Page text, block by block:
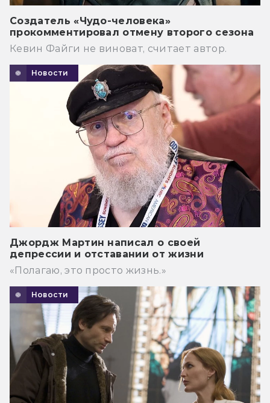
Создатель «Чудо-человека»
прокомментировал отмену второго сезона
Кевин Файги не виноват, считает автор.
Новости
Джордж Мартин написал о своей
депрессии и отставании от жизни
«Полагаю, это просто жизнь.»
Новости